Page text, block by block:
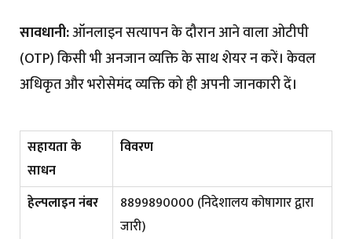
सावधानी:ऑनलाइन सत्यापन के दौरान आने वाला ओटीपी
(OTP) किसी भी अनजान व्यक्ति के साथ शेयर न करें। केवल
अधिकृत और भरोसेमंद व्यक्ति को ही अपनी जानकारी दें।
सहायता के
साधन
विवरण
हेल्पलाइन नंबर
8899890000 (निदेशालय कोषागार द्वारा
जारी)